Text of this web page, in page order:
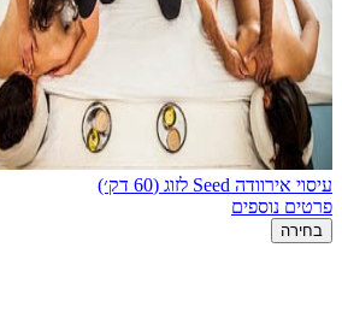
עיסוי אירוודה Seed לזוג (60 דק׳)
פרטים נוספים
בחירה